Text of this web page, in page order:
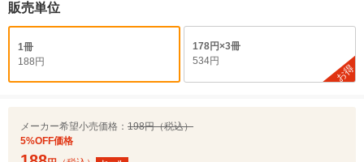
販売単位
1冊
188円
178円×3冊
534円
お得
メーカー希望小売価格： 198円（税込）
5%OFF価格